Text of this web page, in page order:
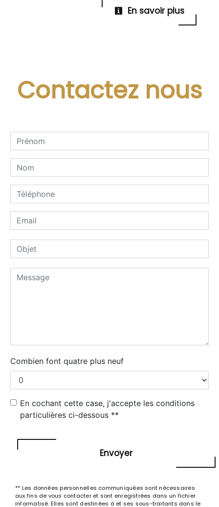
En savoir plus
Contactez nous
Combien font quatre plus neuf
En cochant cette case, j'accepte les conditions
particulières ci-dessous **
Envoyer
** Les données personnelles communiquées sont nécessaires
aux fins de vous contacter et sont enregistrées dans un fichier
informatisé. Elles sont destinées à et ses sous-traitants dans le